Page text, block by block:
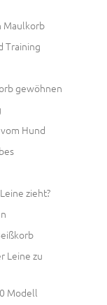
Maulkorb
Training
gewöhnen
Hund
zieht?
Leine zu
Modell